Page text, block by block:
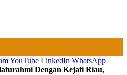
YouTube LinkedIn WhatsApp
Dengan Kejati Riau,